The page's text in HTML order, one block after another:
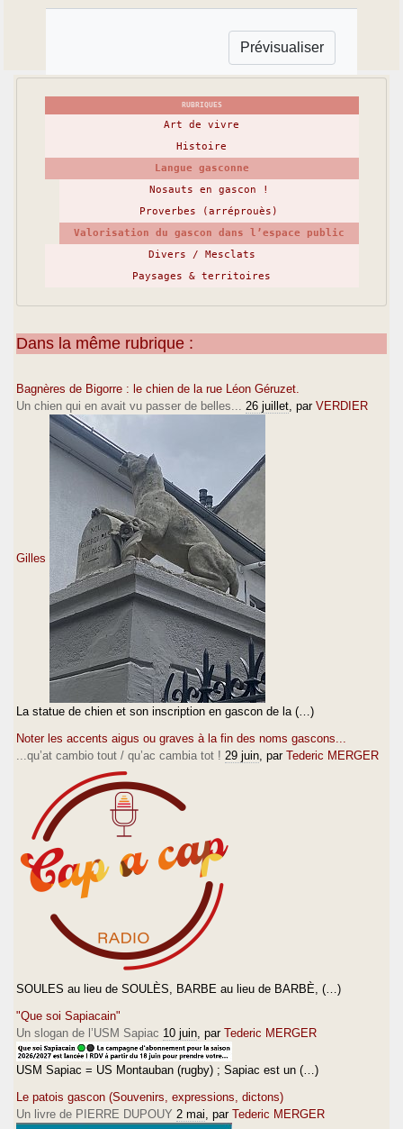
RUBRIQUES
Art de vivre
Histoire
Langue gasconne
Nosauts en gascon !
Proverbes (arréprouès)
Valorisation du gascon dans l’espace public
Divers / Mesclats
Paysages & territoires
Dans la même rubrique :
Bagnères de Bigorre : le chien de la rue Léon Géruzet.
Un chien qui en avait vu passer de belles...
26 juillet , par VERDIER
Gilles
La statue de chien et son inscription en gascon de la (…)
Noter les accents aigus ou graves à la fin des noms gascons...
...qu’at cambio tout / qu’ac cambia tot ! 29 juin , par Tederic MERGER
SOULES au lieu de SOULÈS, BARBE au lieu de BARBÈ, (…)
"Que soi Sapiacain"
Un slogan de l’USM Sapiac 10 juin , par Tederic MERGER
USM Sapiac = US Montauban (rugby) ; Sapiac est un (…)
Le patois gascon (Souvenirs, expressions, dictons)
Un livre de PIERRE DUPOUY 2 mai , par Tederic MERGER